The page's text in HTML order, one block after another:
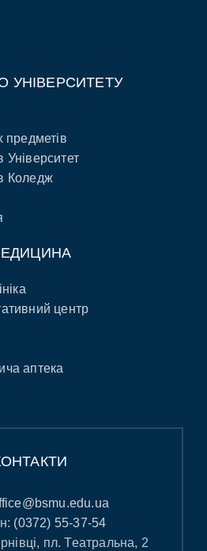
УНІВЕРСИТЕТУ
предметів
Коледж
центр
аптека
(0372) 55-37-54
пл. Театральна, 2